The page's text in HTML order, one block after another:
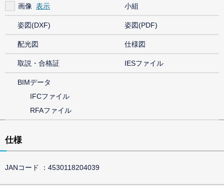
画像 小組
姿図(DXF) 姿図(PDF)
配光図 仕様図
取説・合格証 IESファイル
BIMデータ
IFCファイル
RFAファイル
仕様
JANコード 4530118204039